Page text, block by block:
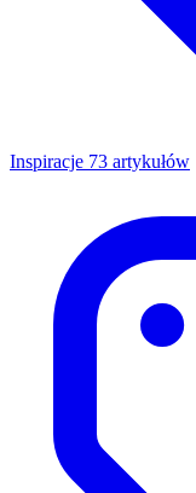
Inspiracje 73 artykułów